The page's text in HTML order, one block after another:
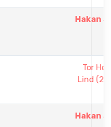
Hakan
Tor
Lind
Hakan